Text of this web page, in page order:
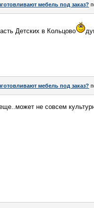
мебель под заказ?
Детских в Кольцово
мебель под заказ?
не совсем